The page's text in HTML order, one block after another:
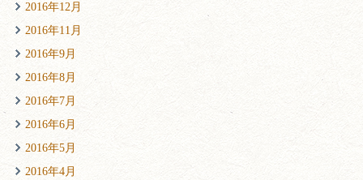
2016年12月
2016年11月
2016年9月
2016年8月
2016年7月
2016年6月
2016年5月
2016年4月